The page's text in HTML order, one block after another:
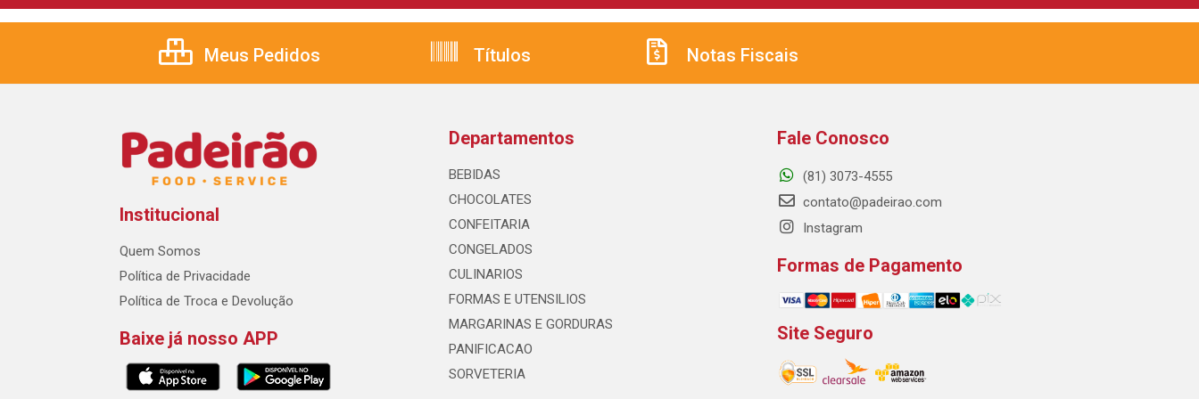
Meus Pedidos Títulos Notas Fiscais
Institucional
Quem Somos
Política de Privacidade
Política de Troca e Devolução
Baixe já nosso APP
Departamentos
BEBIDAS
CHOCOLATES
CONFEITARIA
CONGELADOS
CULINARIOS
FORMAS E UTENSILIOS
MARGARINAS E GORDURAS
PANIFICACAO
SORVETERIA
Fale Conosco
(81) 3073-4555
contato@padeirao.com
Instagram
Formas de Pagamento
Site Seguro